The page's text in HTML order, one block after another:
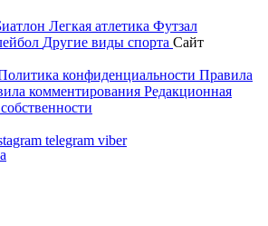
Легкая атлетика Футзал
Другие виды спорта Сайт
конфиденциальности Правила
комментирования Редакционная
telegram viber